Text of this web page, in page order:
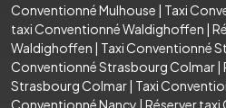
Conventionné Mulhouse | Taxi
taxi Conventionné Waldighoffen |
Waldighoffen | Taxi Conventionné
Conventionné Strasbourg Colmar|
Strasbourg Colmar| Taxi
Conventionné Nancy | Réserver